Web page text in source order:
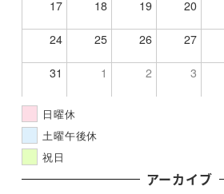
17 18 19 20
24 25 26 27
31 1 2 3
日曜休
土曜午後休
祝日
アーカイブ